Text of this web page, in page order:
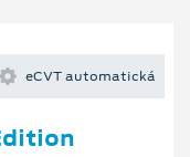
eCVT automatická